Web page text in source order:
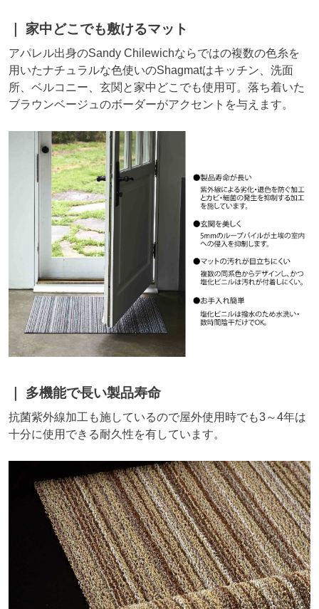
家中どこでも敷けるマット
アパレル出身のSandy Chilewichならではの複数の色糸を
用いたナチュラルな色使いのShagmatはキッチン、洗面
所、ベルコニー、玄関と家中どこでも使用可。落ち着いた
ブラウンベージュのボーダーがアクセントを与えます。
多機能で長い製品寿命
抗菌紫外線加工も施しているので屋外使用時でも3～4年は
十分に使用できる耐久性を有しています。